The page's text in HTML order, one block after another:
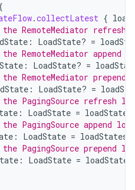
.collectLatest {
RemoteMediator refresh
: LoadState? =
RemoteMediator append
: LoadState? =
RemoteMediator prepend
: LoadState? =
PagingSource refresh
: LoadState = loadStates
PagingSource append
: LoadState = loadStates
PagingSource prepend
: LoadState = loadStates